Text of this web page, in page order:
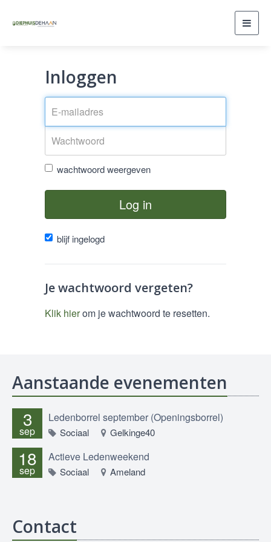
Inloggen
wachtwoord weergeven
Log in
blijf ingelogd
Je wachtwoord vergeten?
Klik hierom je wachtwoord te resetten.
Aanstaande evenementen
3
sep
Ledenborrel september (Openingsborrel)
Sociaal Gelkinge40
18
sep
Actieve Ledenweekend
Sociaal Ameland
Contact